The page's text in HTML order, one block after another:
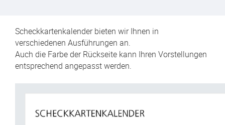
Scheckkartenkalender bieten wir Ihnen in
verschiedenen Ausführungen an.
Auch die Farbe der Rückseite kann Ihren Vorstellungen
entsprechend angepasst werden.